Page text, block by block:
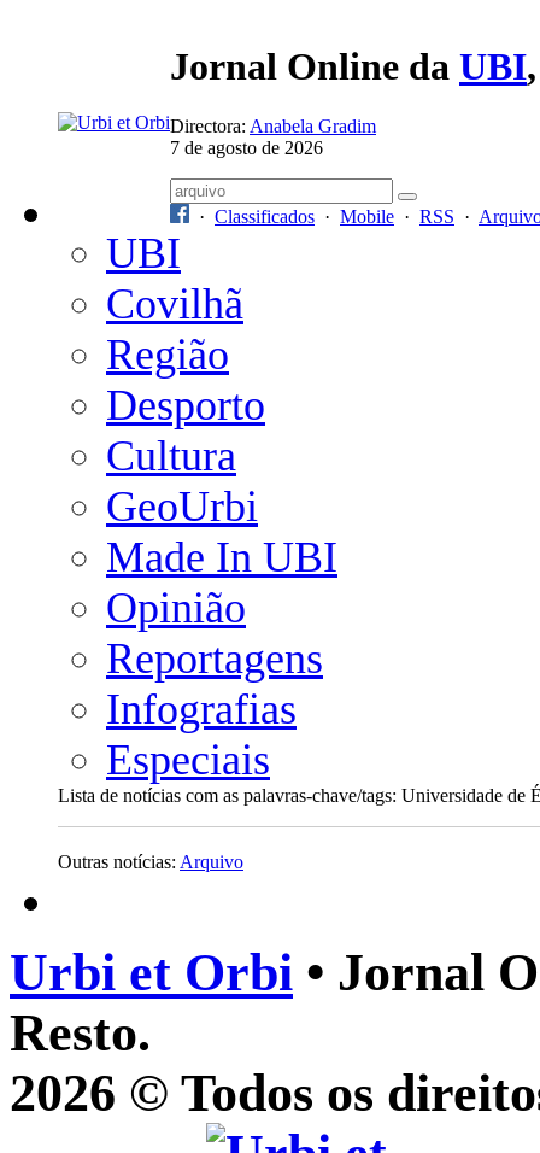
Jornal Online da UBI
Directora: Anabela Gradim
7 de agosto de 2026
· Classificados · Mobile · RSS ·
UBI
Covilhã
Região
Desporto
Cultura
GeoUrbi
Made In UBI
Opinião
Reportagens
Infografias
Especiais
Lista de notícias com as palavras-chave/tags: Universidade de
Outras notícias: Arquivo
Urbi et Orbi • Jornal
Resto.
2026 © Todos os